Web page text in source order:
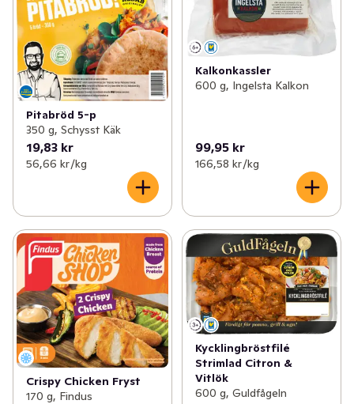
Pitabröd 5-p
350 g, Schysst Käk
19,83 kr
56,66 kr /kg
Kalkonkassler
600 g, Ingelsta Kalkon
99,95 kr
166,58 kr /kg
Crispy Chicken Fryst
170 g, Findus
Kycklingbröstfilé
Strimlad Citron &
Vitlök
600 g, Guldfågeln